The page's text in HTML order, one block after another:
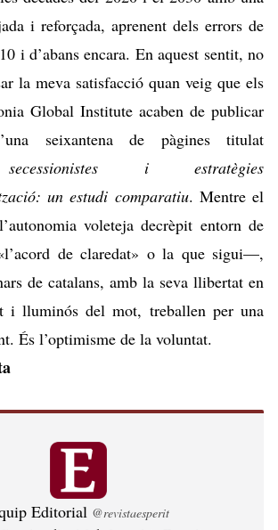
i reforçada, aprenent dels errors de
i d’abans encara. En aquest sentit, no
la meva satisfacció quan veig que els
Global Institute acaben de publicar
seixantena de pàgines titulat
i estratègies
un estudi comparatiu. Mentre el
voleteja decrèpit entorn de
de claredat» o la que sigui—,
de catalans, amb la seva llibertat en
i lluminós del mot, treballen per una
. És l’optimisme de la voluntat.
Editorial @revistaesperit